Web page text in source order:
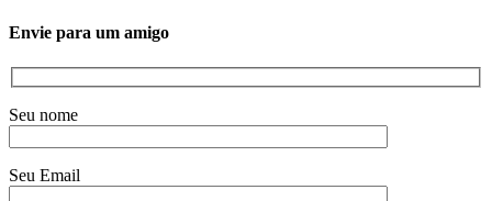
Envie para um amigo
Seu nome
Seu Email